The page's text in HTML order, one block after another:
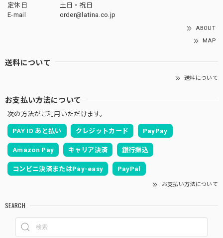
定休日
土日・祝日
E-mail
order@latina.co.jp
ABOUT
MAP
送料について
送料について
お支払い方法について
次の方法がご利用いただけます。
PAY ID あと払い クレジットカード PayPay
Amazon Pay キャリア決済 銀行振込
コンビニ決済またはPay-easy PayPal
お支払い方法について
SEARCH